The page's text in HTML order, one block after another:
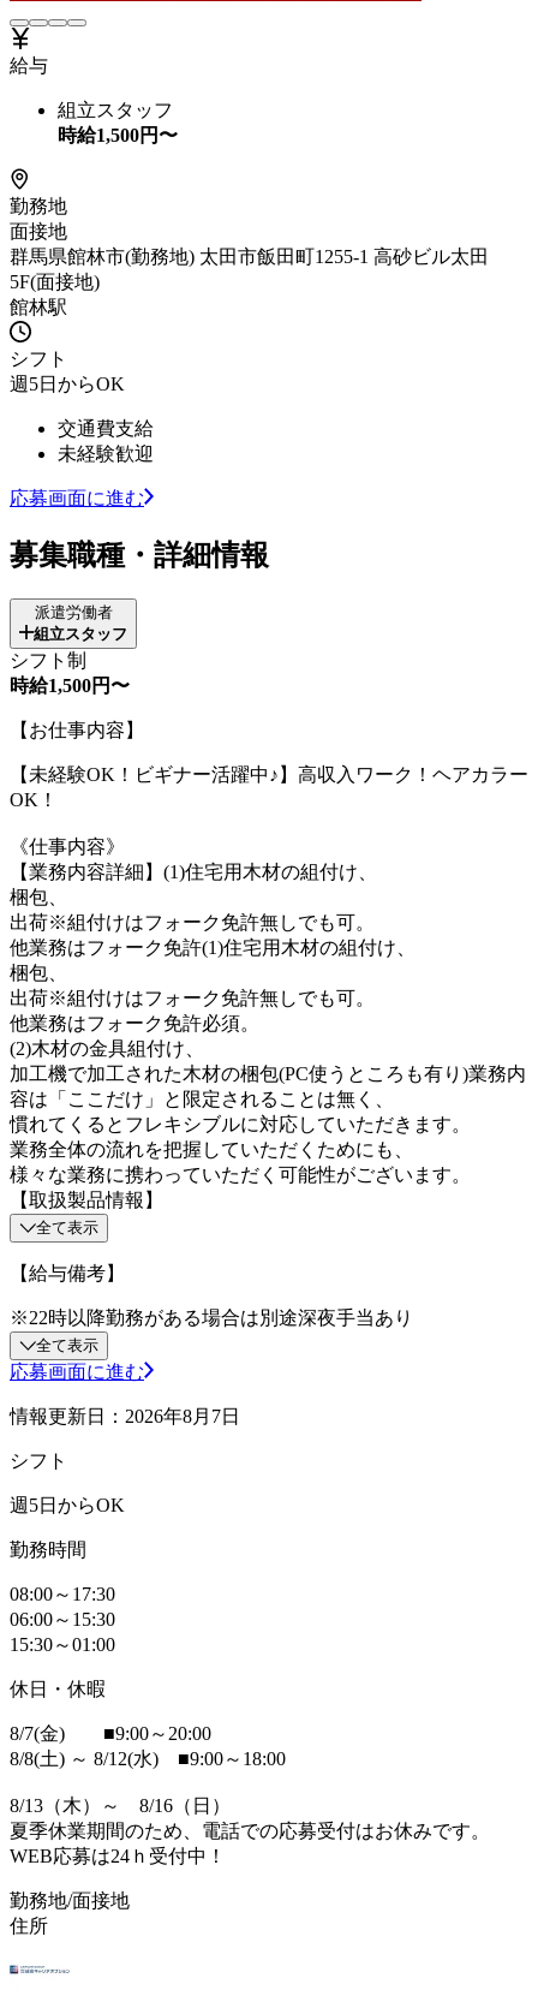
給与
組立スタッフ
時給1,500円〜
勤務地
面接地
群馬県館林市(勤務地) 太田市飯田町1255-1 高砂ビル太田
5F(面接地)
館林駅
シフト
週5日からOK
交通費支給
未経験歓迎
応募画面に進む
募集職種・詳細情報
派遣労働者
組立スタッフ
シフト制
時給1,500円〜
【お仕事内容】
【未経験OK！ビギナー活躍中♪】高収入ワーク！ヘアカラー
OK！
《仕事内容》
【業務内容詳細】(1)住宅用木材の組付け、
梱包、
出荷※組付けはフォーク免許無しでも可。
他業務はフォーク免許(1)住宅用木材の組付け、
梱包、
出荷※組付けはフォーク免許無しでも可。
他業務はフォーク免許必須。
(2)木材の金具組付け、
加工機で加工された木材の梱包(PC使うところも有り)業務内
容は「ここだけ」と限定されることは無く、
慣れてくるとフレキシブルに対応していただきます。
業務全体の流れを把握していただくためにも、
様々な業務に携わっていただく可能性がございます。
【取扱製品情報】
全て表示
【給与備考】
※22時以降勤務がある場合は別途深夜手当あり
全て表示
応募画面に進む
情報更新日：2026年8月7日
シフト
週5日からOK
勤務時間
08:00～17:30
06:00～15:30
15:30～01:00
休日・休暇
8/7(金) ■9:00～20:00
8/8(土) ～ 8/12(水) ■9:00～18:00
8/13（木）～ 8/16（日）
夏季休業期間のため、電話での応募受付はお休みです。
WEB応募は24ｈ受付中！
勤務地/面接地
住所